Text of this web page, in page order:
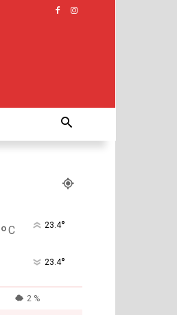
°C 23.4°
23.4°
2 %